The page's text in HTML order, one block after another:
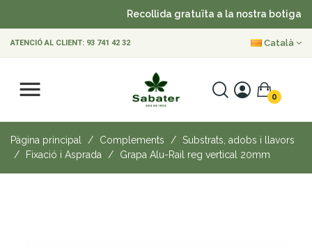
Recollida gratuïta a la nostra botiga
ATENCIÓ AL CLIENT: 93 741 42 32 Català
0
Pàgina principal Complements
Substrats, adobs i llavors
Fixació i Asprada
Grapa Alu-Rail reg vertical 20mm